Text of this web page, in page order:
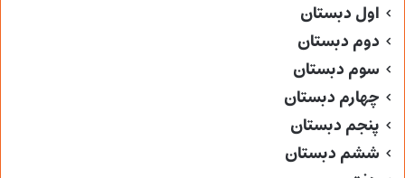
اول دبستان
دوم دبستان
سوم دبستان
چهارم دبستان
پنجم دبستان
ششم دبستان